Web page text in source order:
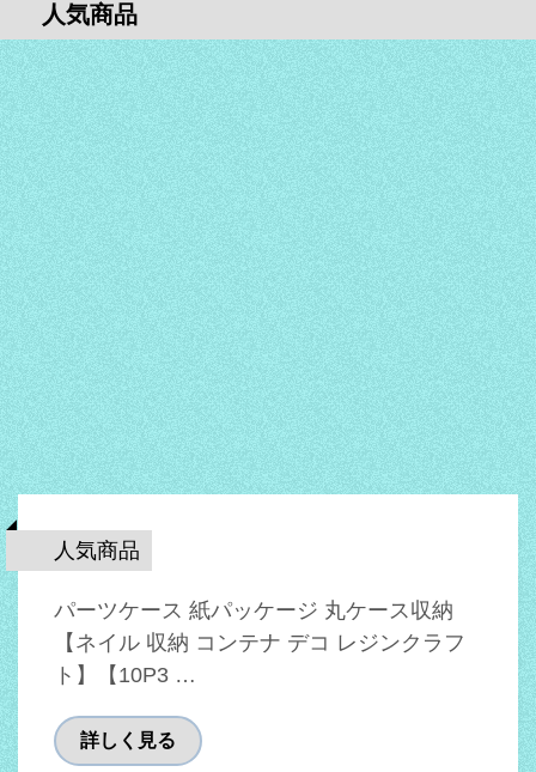
人気商品
人気商品
パーツケース 紙パッケージ 丸ケース収納
【ネイル 収納 コンテナ デコ レジンクラフ
ト】【10P3 …
詳しく見る